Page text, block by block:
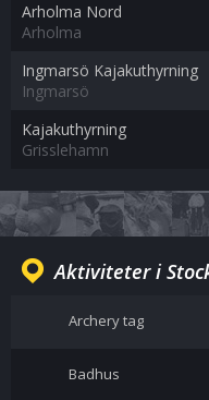
Arholma Nord
Arholma
Ingmarsö Kajakuthyrning
Ingmarsö
Kajakuthyrning
Grisslehamn
Aktiviteter i
Archery tag
Badhus